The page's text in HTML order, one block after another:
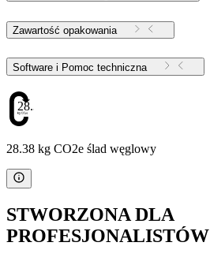
Zawartość opakowania
Software i Pomoc techniczna
28.38
28.38 kg CO2e ślad węglowy
STWORZONA DLA
PROFESJONALISTÓW